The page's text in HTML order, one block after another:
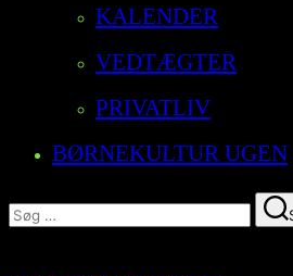
KALENDER
VEDTÆGTER
PRIVATLIV
BØRNEKULTUR UGEN
Søg
efter: